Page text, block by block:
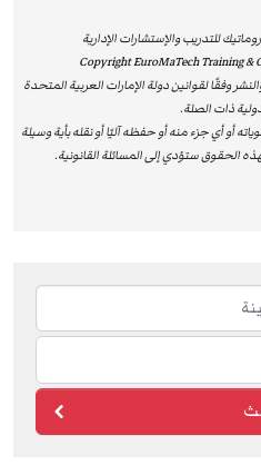
وفق أعلى معايير الجودة
EuroMaTechTraining &
Approved Training Provider by
EuroMaTech to deliver and
courses, enabling participants
Continuing
This international
strong commitment to
للتدريب والإستشارات الإدارية
Copyright EuroMaTech Training &
وفقًا لقوانين دولة الإمارات العربية المتحدة
ذات الصلة.
أو أي جزء منه أو حفظه آليًا أو نقله بأية وسيلة
الحقوق ستؤدي إلى المسائلة القانونية.